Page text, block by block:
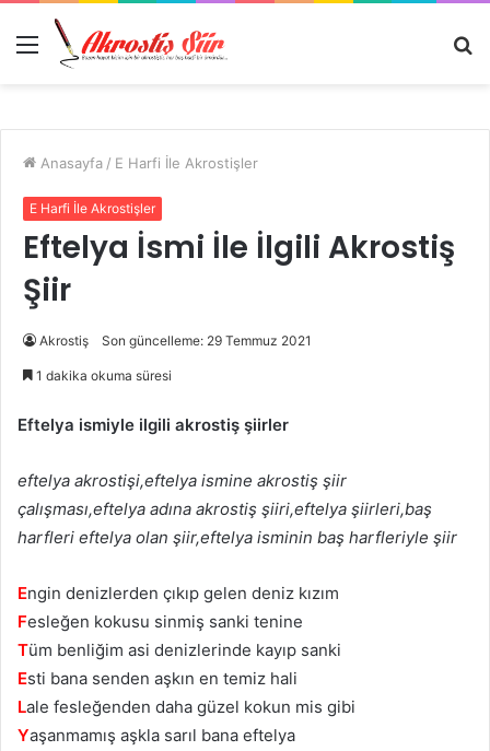
Menü
Anasayfa / E Harfi İle Akrostişler
E Harfi İle Akrostişler
Eftelya İsmi İle İlgili Akrostiş
Şiir
Akrostiş Son güncelleme: 29 Temmuz 2021
1 dakika okuma süresi
Eftelya ismiyle ilgili akrostiş şiirler
eftelya akrostişi,eftelya ismine akrostiş şiir
çalışması,eftelya adına akrostiş şiiri,eftelya şiirleri,baş
harfleri eftelya olan şiir,eftelya isminin baş harfleriyle şiir
Engin denizlerden çıkıp gelen deniz kızım
Fesleğen kokusu sinmiş sanki tenine
Tüm benliğim asi denizlerinde kayıp sanki
Esti bana senden aşkın en temiz hali
Lale fesleğenden daha güzel kokun mis gibi
Yaşanmamış aşkla sarıl bana eftelya